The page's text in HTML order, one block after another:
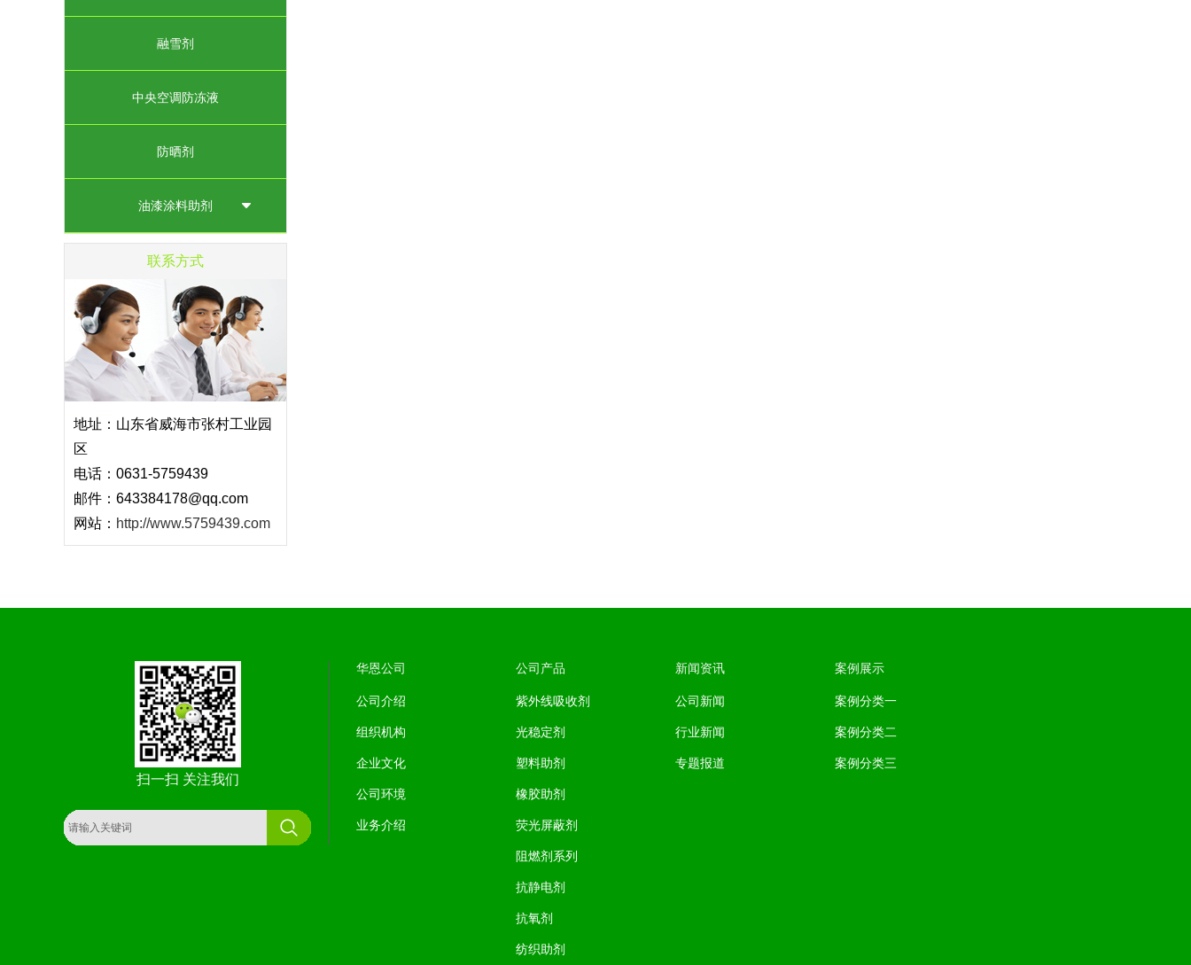
融雪剂
中央空调防冻液
防晒剂
油漆涂料助剂
联系方式
地址：山东省威海市张村工业园
区
电话：0631-5759439
邮件：643384178@qq.com
网站： http://www.5759439.com
扫一扫 关注我们
华恩公司
公司介绍
组织机构
企业文化
公司环境
业务介绍
公司产品
紫外线吸收剂
光稳定剂
塑料助剂
橡胶助剂
荧光屏蔽剂
阻燃剂系列
抗静电剂
抗氧剂
纺织助剂
新闻资讯
公司新闻
行业新闻
专题报道
案例展示
案例分类一
案例分类二
案例分类三